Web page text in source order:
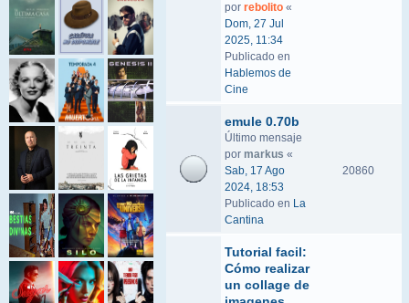
por rebolito «
Dom, 27 Jul
2025, 11:34
Publicado en
Hablemos de
Cine
emule 0.70b
Último mensaje
por markus «
Sab, 17 Ago
2024, 18:53
Publicado en La
Cantina
20860
Tutorial facil:
Cómo realizar
un collage de